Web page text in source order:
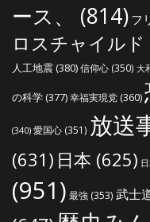
ース、
(814) フ
ロスチャイルド
人工地震(380)信仰心 (350) 大
の科学(377)幸福実現党 (360)
(340) 愛国心 (351) 放送
(631) 日本 (625)
(951) 最強 (353) 武士